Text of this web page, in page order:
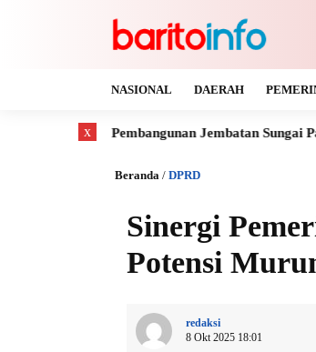
NASIONAL DAERAH
Pembangunan Jembatan Sungai Patake,
Beranda / DPRD
Sinergi
Potensi
redaksi
8 Okt 2025 18:01
x